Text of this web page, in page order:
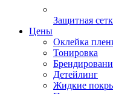
Защитная
Цены
Оклейка
Тонировка
Детейлинг
Жидкие